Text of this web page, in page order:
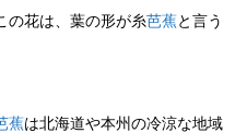
の花は、葉の形が糸芭蕉と言う
蕉は北海道や本州の冷涼な地域